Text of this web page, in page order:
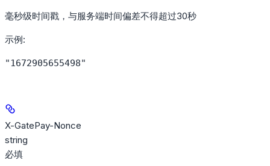
毫秒级时间戳，与服务端时间偏差不得超过30秒
示例:
"1672905655498"
X-GatePay-Nonce
string
必填